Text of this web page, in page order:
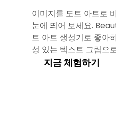
이미지를 도트 아트로
눈에 띄어 보세요.
트 아트 생성기로 좋아
성 있는 텍스트 그림으
지금 체험하기